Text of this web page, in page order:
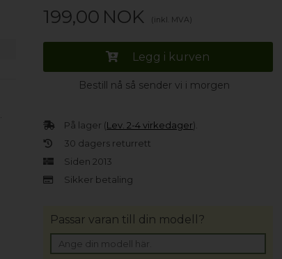
199,00 NOK (inkl. MVA)
Legg i kurven
Bestill nå så sender vi i morgen
På lager (Lev. 2-4 virkedager).
30 dagers returrett
Siden 2013
Sikker betaling
Passar varan till din modell?